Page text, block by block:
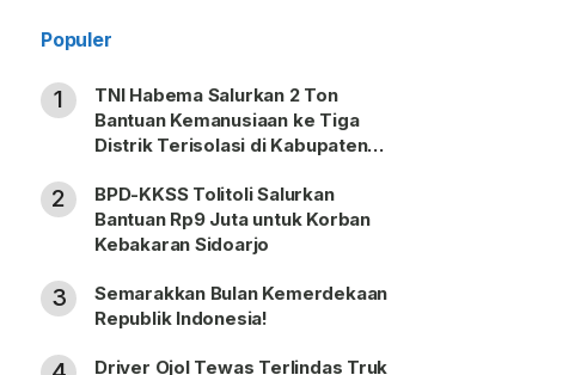
Populer
1
TNI Habema Salurkan 2 Ton
Bantuan Kemanusiaan ke Tiga
Distrik Terisolasi di Kabupaten
2
BPD-KKSS Tolitoli Salurkan
Bantuan Rp9 Juta untuk Korban
Kebakaran Sidoarjo
3
Semarakkan Bulan Kemerdekaan
Republik Indonesia!
Driver Ojol Tewas Terlindas Truk